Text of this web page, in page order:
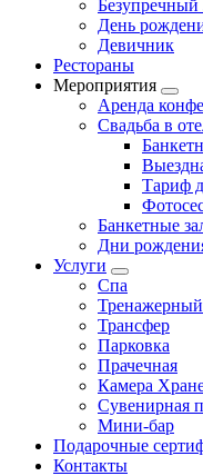
День
Девичник
Рестораны
Мероприятия
Аренда
Свадьба в
Тариф
Банкетные
Дни
Услуги
Спа
Тренажерный
Трансфер
Парковка
Прачечная
Камера
Сувенирная
Мини-бар
Подарочные
Контакты